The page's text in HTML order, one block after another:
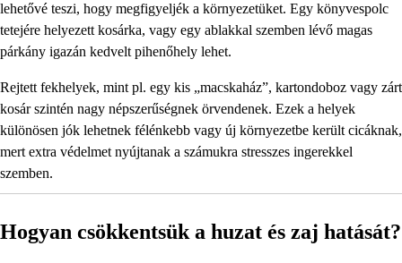
lehetővé teszi, hogy megfigyeljék a környezetüket. Egy könyvespolc
tetejére helyezett kosárka, vagy egy ablakkal szemben lévő magas
párkány igazán kedvelt pihenőhely lehet.
Rejtett fekhelyek, mint pl. egy kis „macskaház”, kartondoboz vagy zárt
kosár szintén nagy népszerűségnek örvendenek. Ezek a helyek
különösen jók lehetnek félénkebb vagy új környezetbe került cicáknak,
mert extra védelmet nyújtanak a számukra stresszes ingerekkel
szemben.
Hogyan csökkentsük a huzat és zaj hatását?